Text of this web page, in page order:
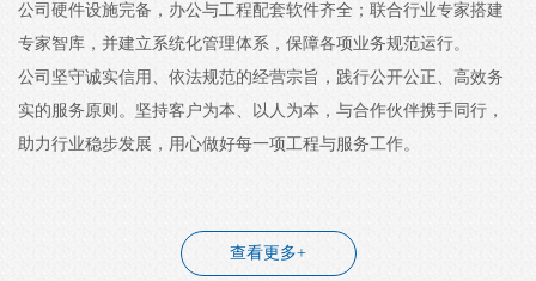
公司硬件设施完备，办公与工程配套软件齐全；联合行业专家搭建
专家智库，并建立系统化管理体系，保障各项业务规范运行。
公司坚守诚实信用、依法规范的经营宗旨，践行公开公正、高效务
实的服务原则。坚持客户为本、以人为本，与合作伙伴携手同行，
助力行业稳步发展，用心做好每一项工程与服务工作。
查看更多+